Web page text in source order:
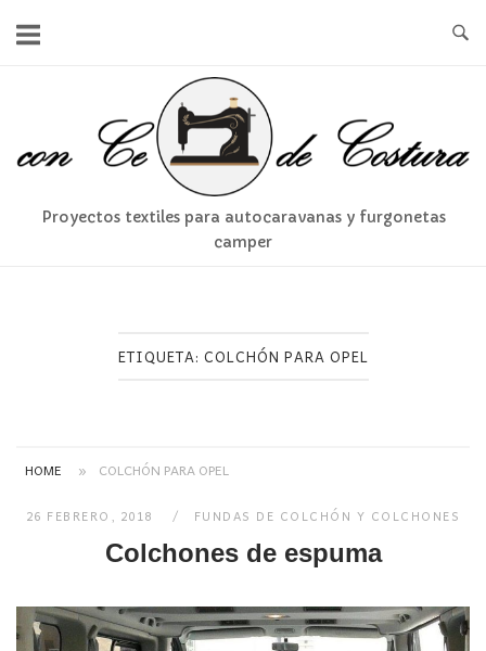
Proyectos textiles para autocaravanas y furgonetas
camper
ETIQUETA: COLCHÓN PARA OPEL
HOME » COLCHÓN PARA OPEL
26 FEBRERO, 2018 FUNDAS DE COLCHÓN Y COLCHONES
Colchones de espuma